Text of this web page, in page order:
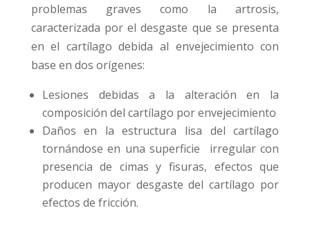
problemas graves como la artrosis,
caracterizada por el desgaste que se presenta
en el cartílago debida al envejecimiento con
base en dos orígenes:
Lesiones debidas a la alteración en la
composición del cartílago por envejecimiento
Daños en la estructura lisa del cartílago
tornándose en una superficie irregular con
presencia de cimas y fisuras, efectos que
producen mayor desgaste del cartílago por
efectos de fricción.